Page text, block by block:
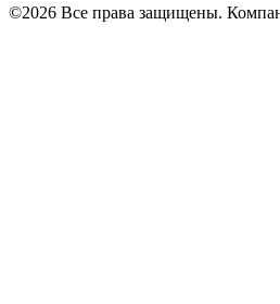
©2026 Все права защищены.